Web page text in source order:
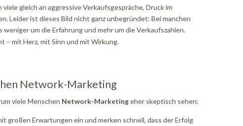
viele gleich an aggressive Verkaufsgespräche, Druck im
Leider ist dieses Bild nicht ganz unbegründet: Bei manchen
weniger um die Erfahrung und mehr um die Verkaufszahlen.
– mit Herz, mit Sinn und mit Wirkung.
Network-Marketing
viele Menschen Network-Marketingeher skeptisch sehen:
großen Erwartungen ein und merken schnell, dass der Erfolg